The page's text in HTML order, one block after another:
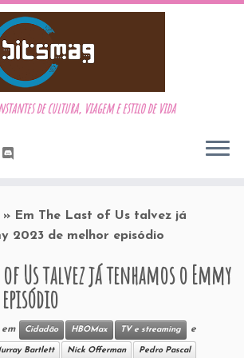
de cultura, viagem e estilo de vida
» Em The Last of Us talvez já
2023 de melhor episódio
of Us talvez já tenhamos o Emmy
em Cidadão HBOMax TV e streaming e
Bartlett Nick Offerman Pedro Pascal